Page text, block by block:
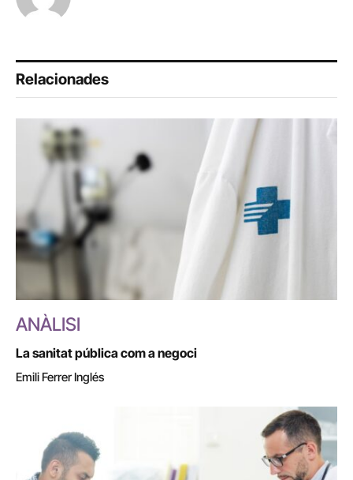
Relacionades
ANÀLISI
La sanitat pública com a negoci
Emili Ferrer Inglés